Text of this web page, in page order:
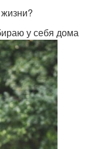
у себя дома